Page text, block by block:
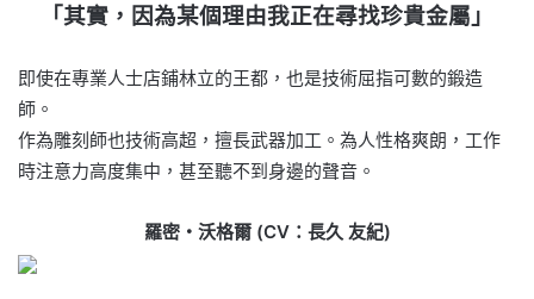
「其實，因為某個理由我正在尋找珍貴金屬」
即使在專業人士店鋪林立的王都，也是技術屈指可數的鍛造
師。
作為雕刻師也技術高超，擅長武器加工。為人性格爽朗，工作
時注意力高度集中，甚至聽不到身邊的聲音。
羅密・沃格爾 (CV：長久 友紀)